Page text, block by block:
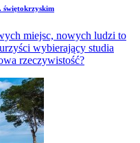
świętokrzyskim
miejsc, nowych ludzi to
wybierający studia
rzeczywistość?